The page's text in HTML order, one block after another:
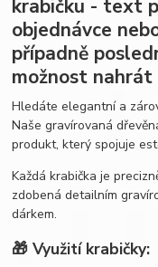
krabičku - text
objednávce
případně
možnost
Hledáte elegantní a
Naše gravírovaná
produkt, který spojuje
Každá krabička je
zdobená detailním
dárkem.
🎁 Využití krabičky: